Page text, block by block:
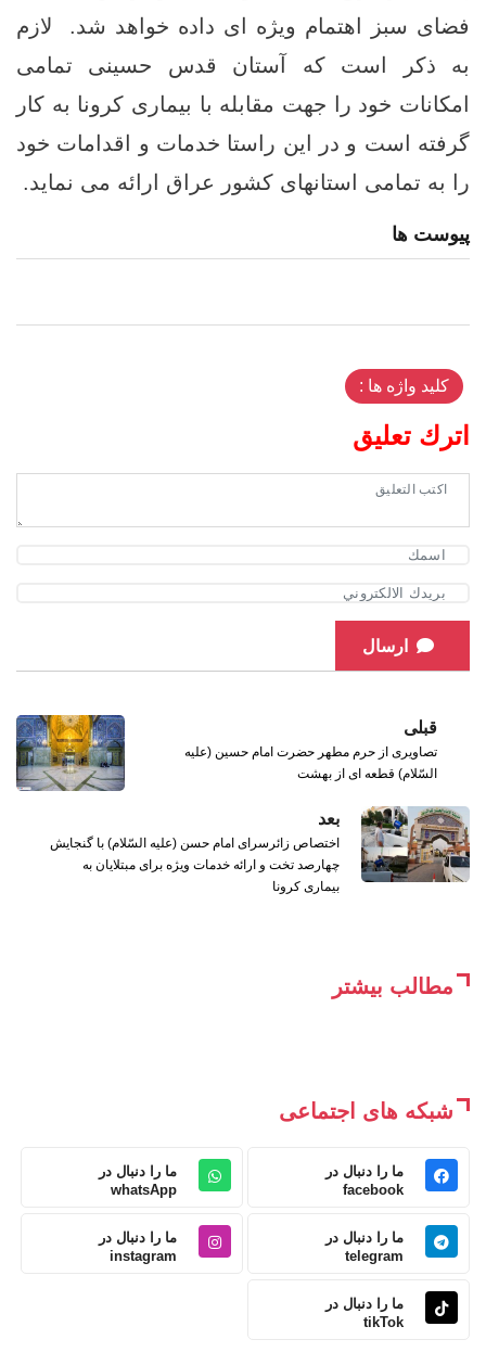
فضای سبز اهتمام ویژه ای داده خواهد شد. لازم
به ذکر است که آستان قدس حسینی تمامی
امکانات خود را جهت مقابله با بیماری كرونا به کار
گرفته است و در این راستا خدمات و اقدامات خود
را به تمامی استانهای کشور عراق ارائه می نماید.
پیوست ها
کلید واژه ها :
اترك تعليق
ارسال
قبلی
تصاویری از حرم مطهر حضرت امام حسین (علیه
السّلام) قطعه ای از بهشت
بعد
اختصاص زائرسرای امام حسن (علیه السّلام) با گنجایش
چهارصد تخت و ارائه خدمات ویژه برای مبتلایان به
بیماری کرونا
مطالب بیشتر
شبکه های اجتماعی
ما را دنبال در
facebook
ما را دنبال در
whatsApp
ما را دنبال در
telegram
ما را دنبال در
instagram
ما را دنبال در
tikTok